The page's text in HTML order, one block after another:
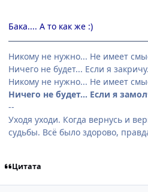
Бака.... А то как же :)
Никому не нужно... Не имеет
Ничего не будет... Если я
Никому не нужно... Не имеет
Ничего не будет... Если я
--
Уходя уходи. Когда вернусь и
судьбы. Всё было здорово,
Цитата